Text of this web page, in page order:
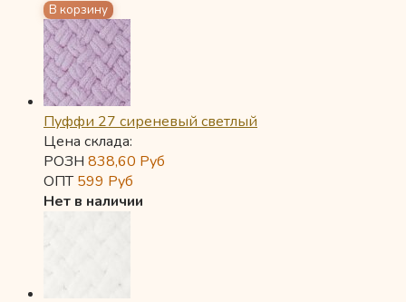
Пуффи 27 сиреневый светлый
Цена склада:
РОЗН 838,60 Руб
ОПТ599 Руб
Нет в наличии